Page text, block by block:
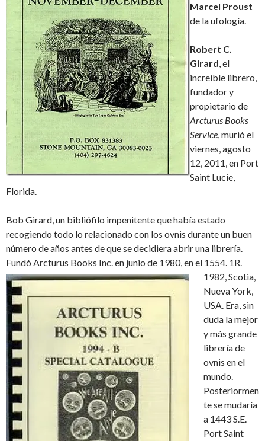
Marcel Proust
de la ufología.
Robert C.
Girard, el
increíble librero,
fundador y
propietario de
Arcturus Books
Service, murió el
viernes, agosto
12, 2011, en Port
Saint Lucie,
Florida.
Bob Girard, un bibliófilo impenitente que había estado
recogiendo todo lo relacionado con los ovnis durante un buen
número de años antes de que se decidiera abrir una librería.
Fundó Arcturus Books Inc. en junio de 1980, en el 1554. 1R.
1982, Scotia,
Nueva York,
USA. Era, sin
duda la mejor
y más grande
librería de
ovnis en el
mundo.
Posteriormen
te se mudaría
a 1443 S.E.
Port Saint